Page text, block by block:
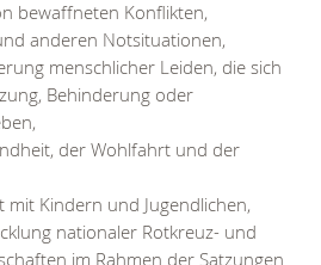
bewaffneten Konflikten,
anderen Notsituationen,
menschlicher Leiden, die sich
Behinderung oder
der Wohlfahrt und der
Kindern und Jugendlichen,
nationaler Rotkreuz- und
im Rahmen der Satzungen